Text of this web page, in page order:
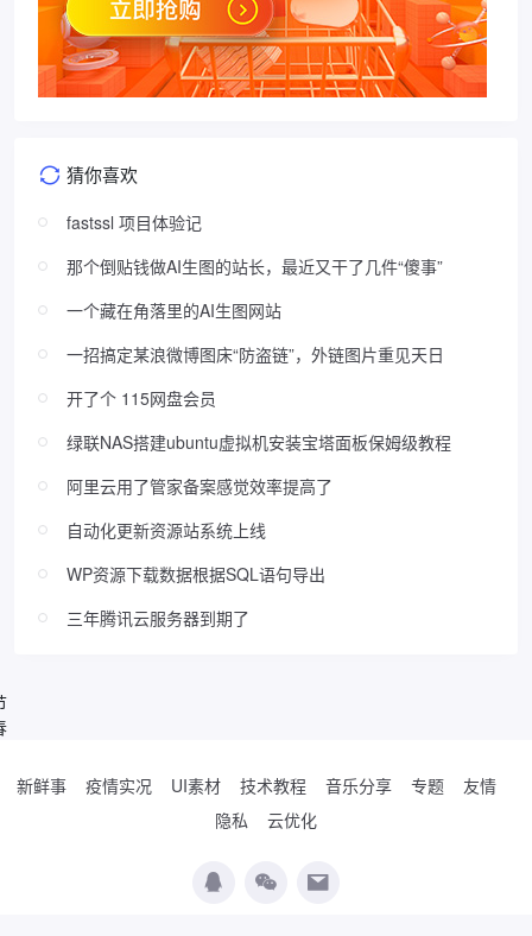
猜你喜欢
fastssl 项目体验记
那个倒贴钱做AI生图的站长，最近又干了几件“傻事”
一个藏在角落里的AI生图网站
一招搞定某浪微博图床“防盗链”，外链图片重见天日
开了个 115网盘会员
绿联NAS搭建ubuntu虚拟机安装宝塔面板保姆级教程
阿里云用了管家备案感觉效率提高了
自动化更新资源站系统上线
WP资源下载数据根据SQL语句导出
三年腾讯云服务器到期了
新鲜事 疫情实况 UI素材 技术教程 音乐分享 专题
友情
隐私
云优化